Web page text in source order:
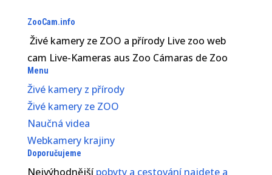
ZooCam.info
Živé kamery ze ZOO a přírody Live zoo web
cam Live-Kameras aus Zoo Cámaras de Zoo
Menu
Živé kamery z přírody
Živé kamery ze ZOO
Naučná videa
Webkamery krajiny
Doporučujeme
Nejvýhodnější pobyty a cestování najdete a